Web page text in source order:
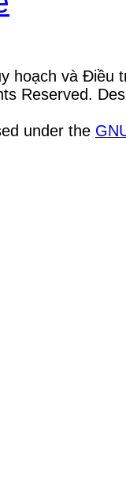
hoạch và Điều
Reserved.
under the